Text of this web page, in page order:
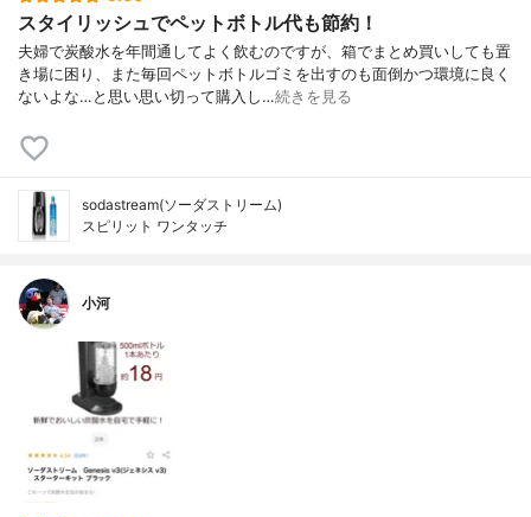
スタイリッシュでペットボトル代も節約！
夫婦で炭酸水を年間通してよく飲むのですが、箱でまとめ買いしても置
き場に困り、また毎回ペットボトルゴミを出すのも面倒かつ環境に良く
ないよな…と思い思い切って購入し…続きを見る
sodastream(ソーダストリーム)
スピリット ワンタッチ
小河